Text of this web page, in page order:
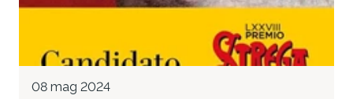
08 mag 2024